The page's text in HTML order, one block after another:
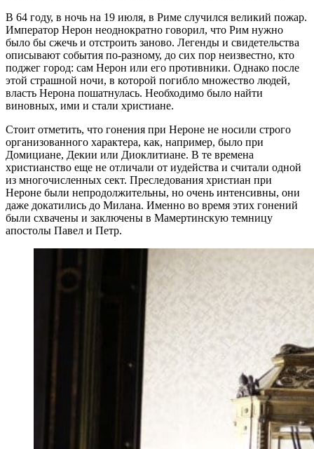
В 64 году, в ночь на 19 июля, в Риме случился великий пожар.
Император Нерон неоднократно говорил, что Рим нужно
было бы сжечь и отстроить заново. Легенды и свидетельства
описывают события по-разному, до сих пор неизвестно, кто
поджег город: сам Нерон или его противники. Однако после
этой страшной ночи, в которой погибло множество людей,
власть Нерона пошатнулась. Необходимо было найти
виновных, ими и стали христиане.
Стоит отметить, что гонения при Нероне не носили строго
организованного характера, как, например, было при
Домициане, Декии или Диоклитиане. В те времена
христианство еще не отличали от иудейства и считали одной
из многочисленных сект. Преследования христиан при
Нероне были непродолжительны, но очень интенсивны, они
даже докатились до Милана. Именно во время этих гонений
были схвачены и заключены в Мамертинскую темницу
апостолы Павел и Петр.